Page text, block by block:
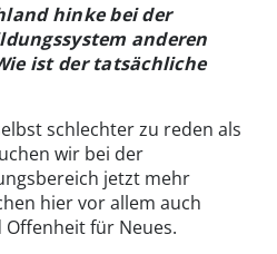
hinke bei der
anderen
ist der tatsächliche
schlechter zu reden als
wir bei der
jetzt mehr
hier vor allem auch
für Neues.